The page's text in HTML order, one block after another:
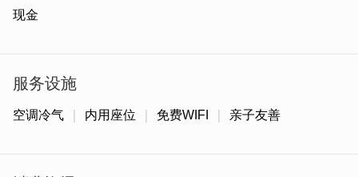
现金
服务设施
空调冷气 内用座位 免费WIFI 亲子友善